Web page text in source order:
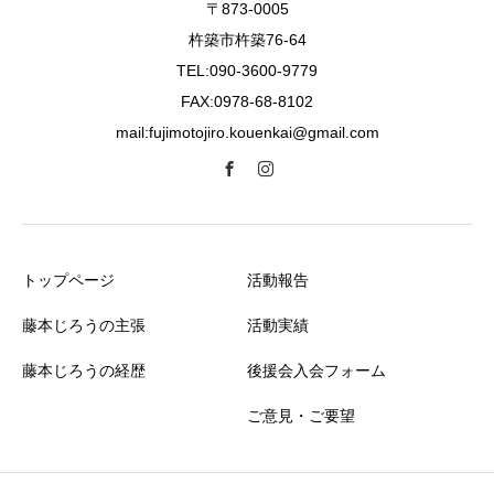
〒873-0005
杵築市杵築76-64
TEL:090-3600-9779
FAX:0978-68-8102
mail:fujimotojiro.kouenkai@gmail.com
トップページ
藤本じろうの主張
藤本じろうの経歴
活動報告
活動実績
後援会入会フォーム
ご意見・ご要望